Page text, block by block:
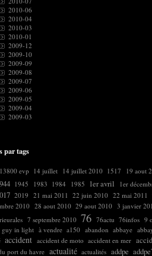
2010-06
2010-04
2010-03
2010-01
2009-12
2009-10
2009-09
2009-08
2009-07
2009-06
2009-05
2009-04
2009-03
par tags
13800 evp 14 juillet 14 juillet 2010 1517 19 aout
1945 1983 1984 1985 1er avril 1er
2019 21 mai 2011 22 juin 2010 22 mai 2011
2010 28 aout 2010 29 aout 2010 3 janvier
7 septembre 2010 76 76actu 76infos 9
guy in light à vendre a150 abandon abbaye
accident accident de moto accident en mer
port du havre actualité actualités addpe